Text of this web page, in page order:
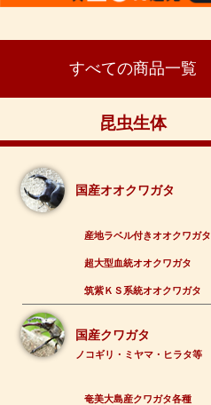
すべての商品一覧
昆虫生体
国産オオクワガタ
産地ラベル付きオオクワガタ
超大型血統オオクワガタ
筑紫ＫＳ系統オオクワガタ
国産クワガタ
ノコギリ・ミヤマ・ヒラタ等
奄美大島産クワガタ各種